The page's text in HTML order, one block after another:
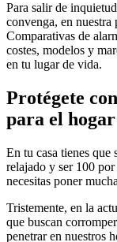
Para salir de
convenga, en nuestra
Comparativas de
costes, modelos y
en tu lugar de vida.
Protégete
para el hogar
En tu casa tienes que
relajado y ser 100
necesitas poner
Tristemente, en la
que buscan
penetrar en nuestros